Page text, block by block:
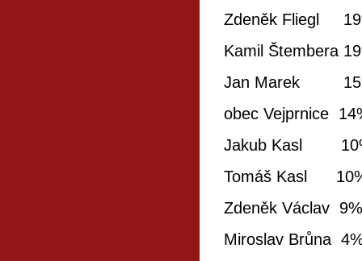
Zdeněk Fliegl
Kamil Štembera
Jan Marek
obec Vejprnice
Jakub Kasl
Tomáš Kasl
Zdeněk Václav 9%
Miroslav Brůna